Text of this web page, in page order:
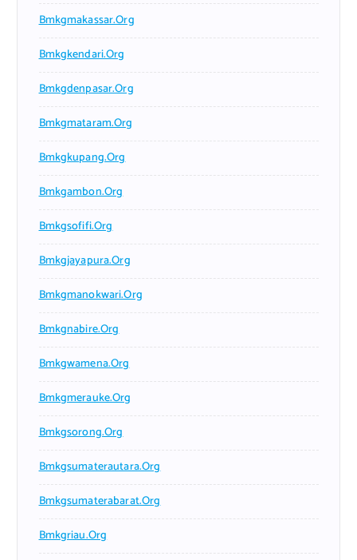
Bmkgmakassar.org
Bmkgkendari.org
Bmkgdenpasar.org
Bmkgmataram.org
Bmkgkupang.org
Bmkgambon.org
Bmkgsofifi.org
Bmkgjayapura.org
Bmkgmanokwari.org
Bmkgnabire.org
Bmkgwamena.org
Bmkgmerauke.org
Bmkgsorong.org
Bmkgsumaterautara.org
Bmkgsumaterabarat.org
Bmkgriau.org